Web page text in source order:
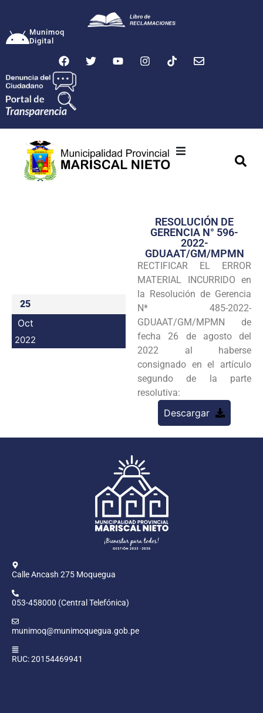
Munimoq
Digital
Transparencia
Seguridad
Programas
25
Oct
2022
RESOLUCIÓN DE
GERENCIA N° 596-
2022-
GDUAAT/GM/MPMN
RECTIFICAR EL ERROR
MATERIAL INCURRIDO en
la Resolución de Gerencia
N* 485-2022-
GDUAAT/GM/MPMN de
fecha 26 de agosto del
2022 al haberse
consignado en el artículo
segundo de la parte
resolutiva:
Descargar
Calle Ancash 275 Moquegua
053-458000 (Central Telefónica)
munimoq@munimoquegua.gob.pe
RUC: 20154469941